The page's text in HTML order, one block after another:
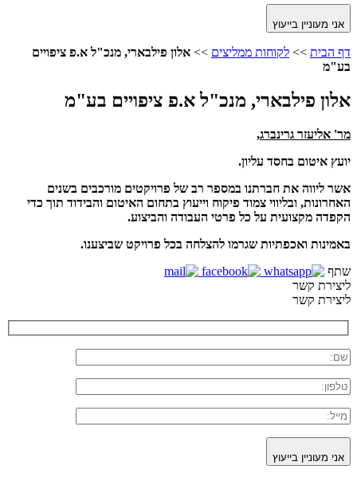
אני מעוניין בייעוץ
דף הבית >> לקוחות ממליצים >> אלון פילבארי, מנכ"ל א.פ ציפויים
בע"מ
אלון פילבארי, מנכ"ל א.פ ציפויים בע"מ
מר' אליעזר גרינברג,
יועץ איטום בחסד עליון.
אשר ליווה את חברתנו במספר רב של פרויקטים מורכבים בשנים
האחרונות, ובליווי צמוד פיקוח וייעוץ בתחום האיטום והבידוד תוך כדי
הקפדה מקצועית על כל פרטי העבודה והביצוע.
באמינות ואכפתיות שגרמו להצלחה בכל פרויקט שביצענו.
שתף
ליצירת קשר
ליצירת קשר
אני מעוניין בייעוץ